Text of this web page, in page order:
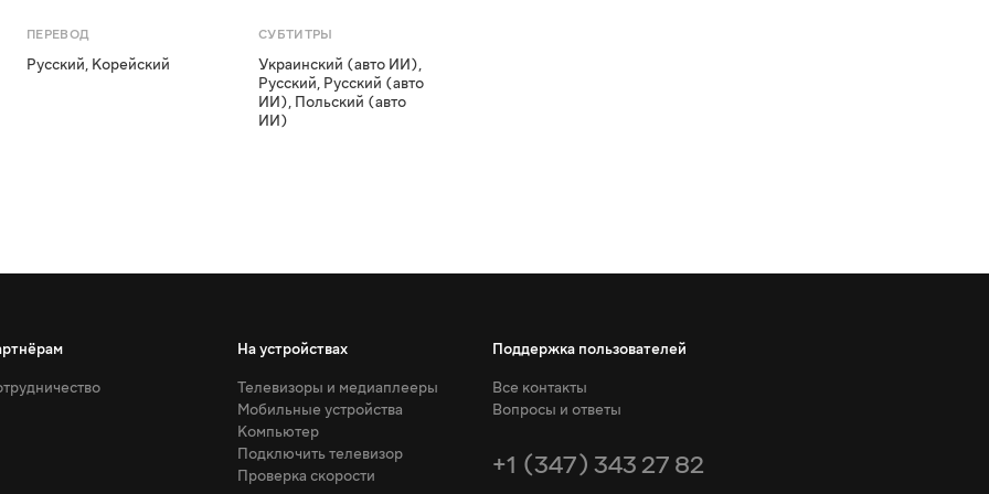
ПЕРЕВОД
Русский, Корейский
СУБТИТРЫ
Украинский (авто ИИ),
Русский, Русский (авто
ИИ), Польский (авто
ИИ)
На устройствах
Телевизоры и медиаплееры
Мобильные устройства
Компьютер
Подключить телевизор
Проверка скорости
Поддержка пользователей
Все контакты
Вопросы и ответы
+1 (347) 343 27 82